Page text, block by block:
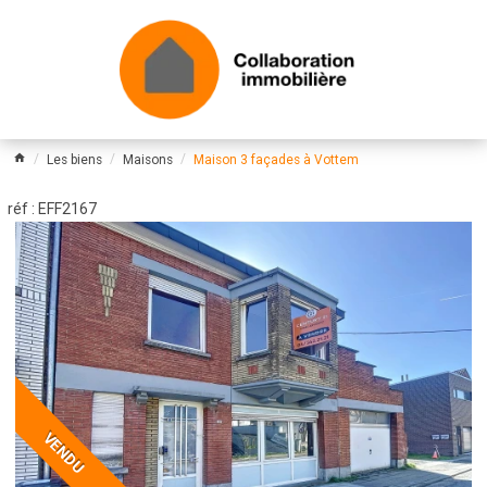
Les biens Maisons Maison 3 façades à Vottem
réf : EFF2167
VENDU